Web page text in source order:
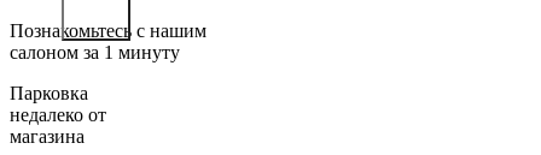
Познакомьтесь с нашим
салоном за 1 минуту
Парковка
недалеко от
магазина